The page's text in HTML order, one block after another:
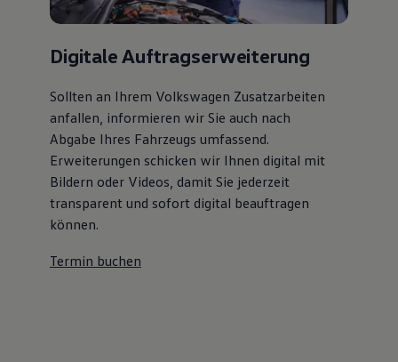
Digitale Auftragserweiterung
Sollten an Ihrem Volkswagen Zusatzarbeiten
anfallen, informieren wir Sie auch nach
Abgabe Ihres Fahrzeugs umfassend.
Erweiterungen schicken wir Ihnen digital mit
Bildern oder Videos, damit Sie jederzeit
transparent und sofort digital beauftragen
können.
Termin buchen